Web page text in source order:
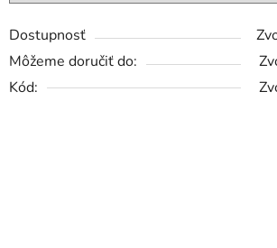
Dostupnosť
Môžeme doručiť do:
Kód: